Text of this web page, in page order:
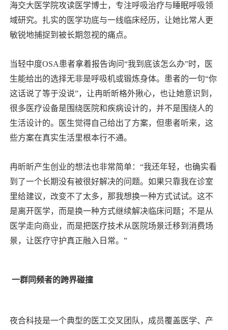
海交大医学院攻读医学博士，专注呼吸治疗与睡眠呼吸领
域研究。扎实的医学功底与一线临床经历，让她比常人更
敏锐地捕捉到被长期忽视的痛点。
当轻中度OSA患者拿着报告询问“我到底该怎么办”时，医
生能给出的选择无非是呼吸机或锻炼身体。患者的一句“你
这话说了等于没说”，让冉昕昕格外揪心，也让她意识到，
很多医疗设备是围绕医院和疾病设计的，并不是围绕人的
生活设计的。医生觉得自己给出了方案，但患者听来，这
些方案在真实生活里根本行不通。
冉昕昕产生创业的想法也非常简单：“我还年轻，也确实看
到了一个长期没有被很好解决的问题。如果只靠我在诊室
里给建议，改变不了太多，那我想换一种方式试试。这不
是离开医学，而是换一种方式继续解决临床问题；不是从
医学走向商业，而是把医疗技术从医院场景迁移到消费场
景，让医疗守护真正融入日常。”
一群同频者的跨界碰撞
夜合科技是一个典型的医工交叉团队，成员覆盖医学、产